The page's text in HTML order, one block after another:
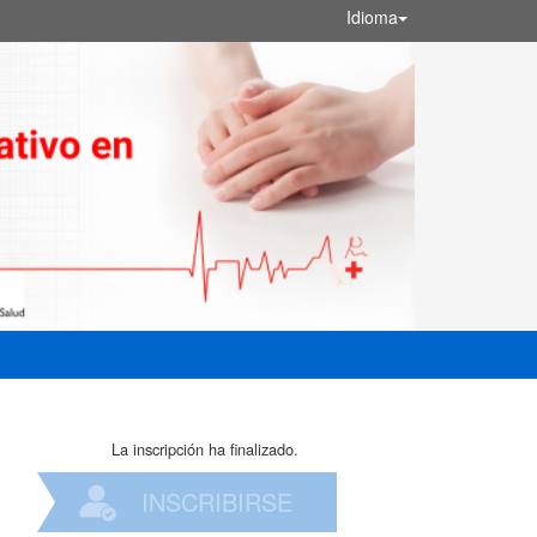
Idioma
La inscripción ha finalizado.
INSCRIBIRSE